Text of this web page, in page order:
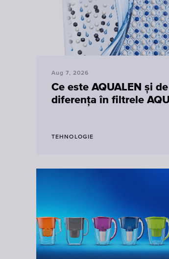
Aug 7, 2026
Ce este AQUALEN și
diferența în filtrele
TEHNOLOGIE